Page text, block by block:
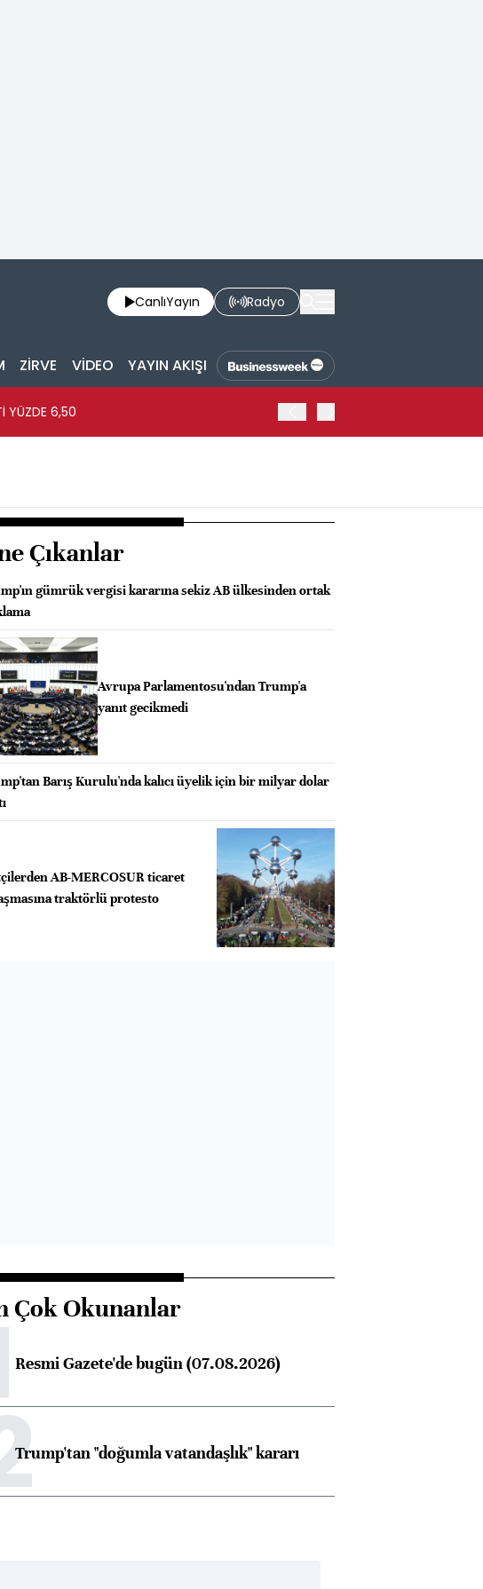
CanlıYayın Radyo
ZİRVE VİDEO YAYIN AKIŞI
YÜZDE 6,50
Çıkanlar
gümrük vergisi kararına sekiz AB ülkesinden ortak
Avrupa Parlamentosu'ndan Trump'a
yanıt gecikmedi
Barış Kurulu'nda kalıcı üyelik için bir milyar dolar
AB-MERCOSUR ticaret
traktörlü protesto
Çok Okunanlar
Resmi Gazete'de bugün (07.08.2026)
Trump'tan "doğumla vatandaşlık" kararı